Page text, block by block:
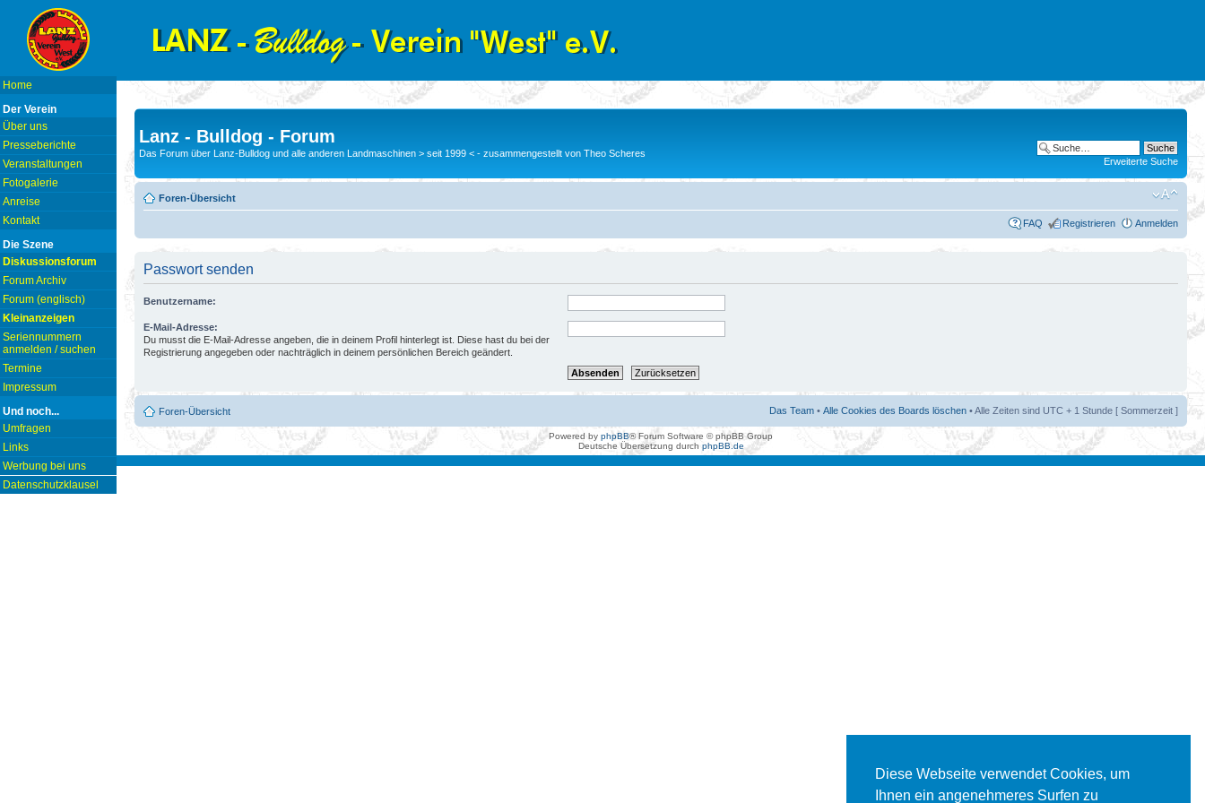
Diese Webseite verwendet Cookies, um
Ihnen ein angenehmeres Surfen zu
Home
Der Verein
Über uns
Presseberichte
Veranstaltungen
Fotogalerie
Anreise
Kontakt
Die Szene
Diskussionsforum
Forum Archiv
Forum (englisch)
Kleinanzeigen
Seriennummern
anmelden / suchen
Termine
Impressum
Und noch...
Umfragen
Links
Werbung bei uns
Datenschutzklausel
Lanz - Bulldog - Forum
Das Forum über Lanz-Bulldog und alle anderen Landmaschinen > seit 1999 < - zusammengestellt von Theo Scheres
Erweiterte Suche
Foren-Übersicht
FAQ Registrieren Anmelden
Passwort senden
Benutzername:
E-Mail-Adresse:
Du musst die E-Mail-Adresse angeben, die in deinem Profil hinterlegt ist. Diese hast du bei der
Registrierung angegeben oder nachträglich in deinem persönlichen Bereich geändert.
Foren-Übersicht Das Team • Alle Cookies des Boards löschen • Alle Zeiten sind UTC + 1 Stunde [ Sommerzeit ]
Powered by phpBB® Forum Software © phpBB Group
Deutsche Übersetzung durch phpBB.de